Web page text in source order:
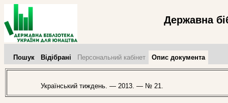
Державна
Пошук Відібрані Персональний кабінет Опис документа
Український тиждень. — 2013. — № 21.